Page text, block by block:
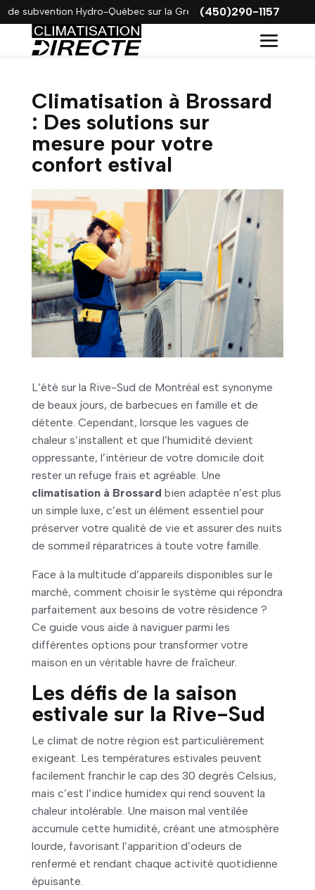
subvention Hydro-Québec sur la Gree VITA !(450)290-1157
Climatisation à Brossard
: Des solutions sur
mesure pour votre
confort estival
L’été sur la Rive-Sud de Montréal est synonyme
de beaux jours, de barbecues en famille et de
détente. Cependant, lorsque les vagues de
chaleur s’installent et que l’humidité devient
oppressante, l’intérieur de votre domicile doit
rester un refuge frais et agréable. Une
climatisation à Brossard bien adaptée n’est plus
un simple luxe, c’est un élément essentiel pour
préserver votre qualité de vie et assurer des nuits
de sommeil réparatrices à toute votre famille.
Face à la multitude d’appareils disponibles sur le
marché, comment choisir le système qui répondra
parfaitement aux besoins de votre résidence ?
Ce guide vous aide à naviguer parmi les
différentes options pour transformer votre
maison en un véritable havre de fraîcheur.
Les défis de la saison
estivale sur la Rive-Sud
Le climat de notre région est particulièrement
exigeant. Les températures estivales peuvent
facilement franchir le cap des 30 degrés Celsius,
mais c’est l’indice humidex qui rend souvent la
chaleur intolérable. Une maison mal ventilée
accumule cette humidité, créant une atmosphère
lourde, favorisant l’apparition d’odeurs de
renfermé et rendant chaque activité quotidienne
épuisante.